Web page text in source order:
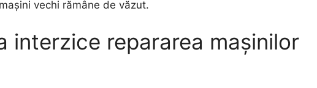
vechi rămâne de văzut.
interzice repararea mașinilor